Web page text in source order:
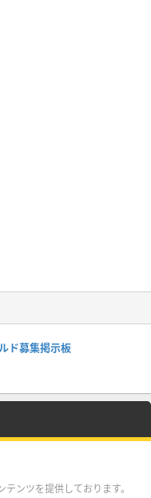
ド募集掲示板
ンツを提供しております。